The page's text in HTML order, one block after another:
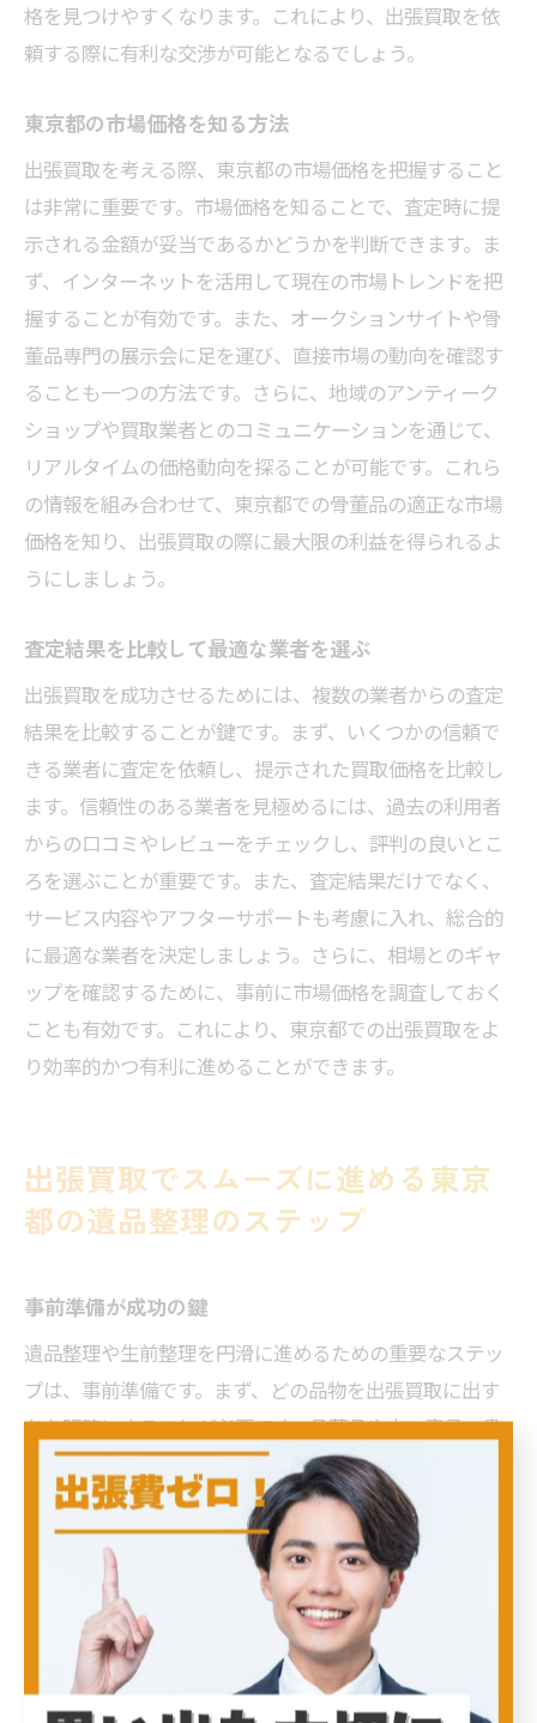
格を見つけやすくなります。これにより、出張買取を依
頼する際に有利な交渉が可能となるでしょう。
東京都の市場価格を知る方法
出張買取を考える際、東京都の市場価格を把握すること
は非常に重要です。市場価格を知ることで、査定時に提
示される金額が妥当であるかどうかを判断できます。ま
ず、インターネットを活用して現在の市場トレンドを把
握することが有効です。また、オークションサイトや骨
董品専門の展示会に足を運び、直接市場の動向を確認す
ることも一つの方法です。さらに、地域のアンティーク
ショップや買取業者とのコミュニケーションを通じて、
リアルタイムの価格動向を探ることが可能です。これら
の情報を組み合わせて、東京都での骨董品の適正な市場
価格を知り、出張買取の際に最大限の利益を得られるよ
うにしましょう。
査定結果を比較して最適な業者を選ぶ
出張買取を成功させるためには、複数の業者からの査定
結果を比較することが鍵です。まず、いくつかの信頼で
きる業者に査定を依頼し、提示された買取価格を比較し
ます。信頼性のある業者を見極めるには、過去の利用者
からの口コミやレビューをチェックし、評判の良いとこ
ろを選ぶことが重要です。また、査定結果だけでなく、
サービス内容やアフターサポートも考慮に入れ、総合的
に最適な業者を決定しましょう。さらに、相場とのギャ
ップを確認するために、事前に市場価格を調査しておく
ことも有効です。これにより、東京都での出張買取をよ
り効率的かつ有利に進めることができます。
出張買取でスムーズに進める東京
都の遺品整理のステップ
事前準備が成功の鍵
遺品整理や生前整理を円滑に進めるための重要なステッ
プは、事前準備です。まず、どの品物を出張買取に出す
かを明確にすることが必要です。骨董品や古い家具、貴
金属等、査定価値のある物品をリストアップし、その状
態を確認しましょう。品物に関連する書類や保証書があ
る場合は、きちんと整理しておくとスムーズな査定が期
待できます。さらに、地域に密着した信頼性のある買取
業者を選ぶことも成功の鍵です。各業者の評判や口コミ
を事前に調査し、出張買取の経験が豊富なところを選び
ましょう。また、特定の品物について市場価値を調べて